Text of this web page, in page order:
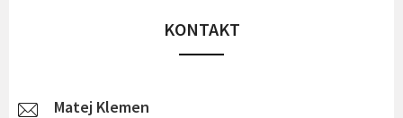
KONTAKT
Matej Klemen